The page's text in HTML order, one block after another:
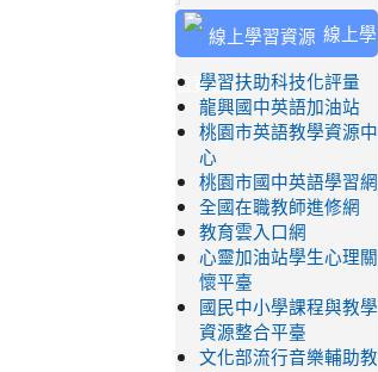
線上學
習資源
學習扶助科技化評量
龍興國中英語加油站
桃園市英語教學資源中
心
桃園市國中英語學習網
全國在職教師進修網
教育雲入口網
心靈加油站學生心理關
懷平臺
國民中小學課程與教學
資源整合平臺
文化部流行音樂輔助教